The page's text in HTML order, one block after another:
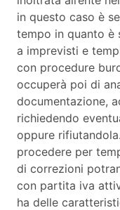
in questo caso è
tempo in quanto è
a imprevisti e
con procedure
occuperà poi di
documentazione,
richiedendo
oppure
procedere per
di correzioni
con partita iva
ha delle